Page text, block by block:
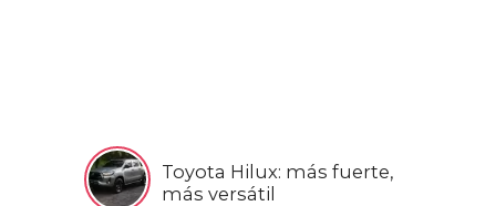
Toyota Hilux: más fuerte,
más versátil